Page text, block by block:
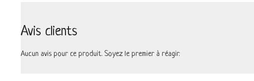
Avis clients
Aucun avis pour ce produit. Soyez le premier à réagir.